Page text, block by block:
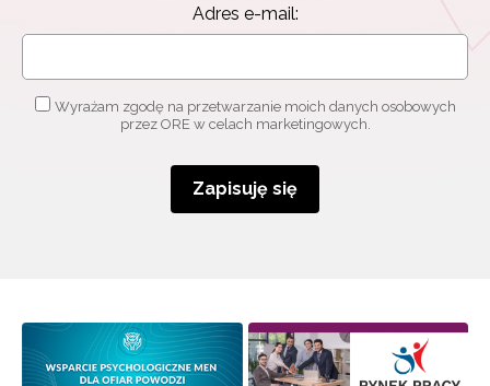
Adres e-mail:
Wyrażam zgodę na przetwarzanie moich danych osobowych
przez ORE w celach marketingowych.
Zapisuję się